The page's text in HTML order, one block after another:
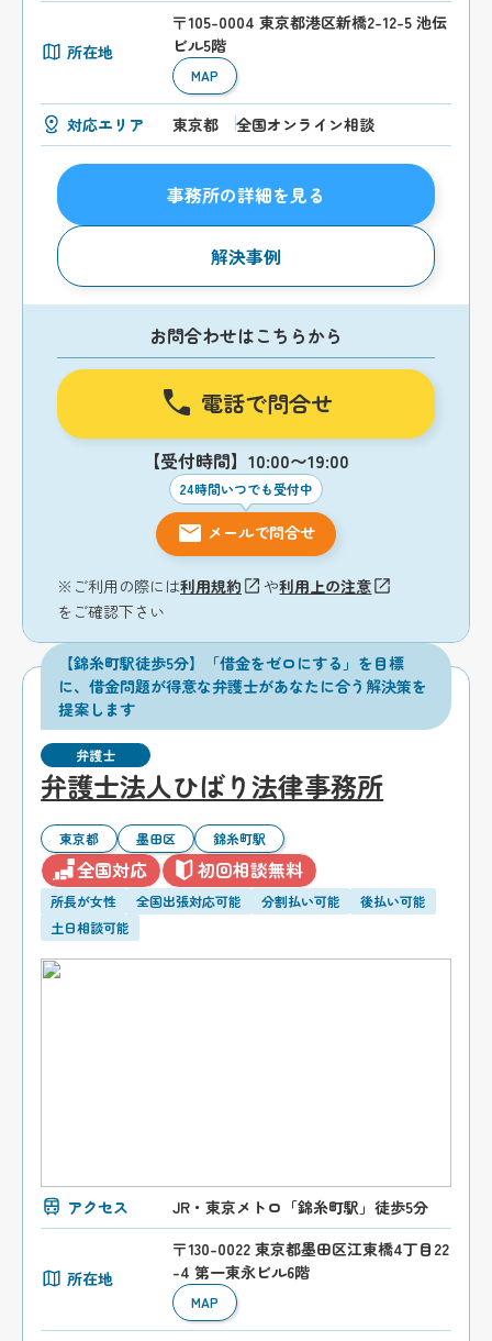
所在地
〒105-0004 東京都港区新橋2-12-5 池伝
ビル5階
MAP
対応エリア 東京都 全国オンライン相談
事務所の詳細を見る
解決事例
お問合わせはこちらから
電話で問合せ
【受付時間】10:00〜19:00
24時間いつでも受付中
メールで問合せ
※ご利用の際には利用規約 や利用上の注意
をご確認下さい
【錦糸町駅徒歩5分】「借金をゼロにする」を目標
に、借金問題が得意な弁護士があなたに合う解決策を
提案します
弁護士
弁護士法人ひばり法律事務所
東京都 墨田区 錦糸町駅
全国対応 初回相談無料
所長が女性 全国出張対応可能 分割払い可能
後払い可能
土日相談可能
アクセス JR・東京メトロ「錦糸町駅」徒歩5分
所在地
〒130-0022 東京都墨田区江東橋4丁目22
-4 第一東永ビル6階
MAP